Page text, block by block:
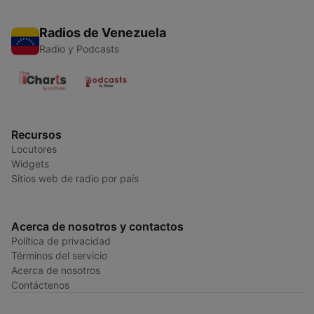
Radios de Venezuela
Radio y Podcasts
Recursos
Locutores
Widgets
Sitios web de radio por país
Acerca de nosotros y contactos
Política de privacidad
Términos del servicio
Acerca de nosotros
Contáctenos